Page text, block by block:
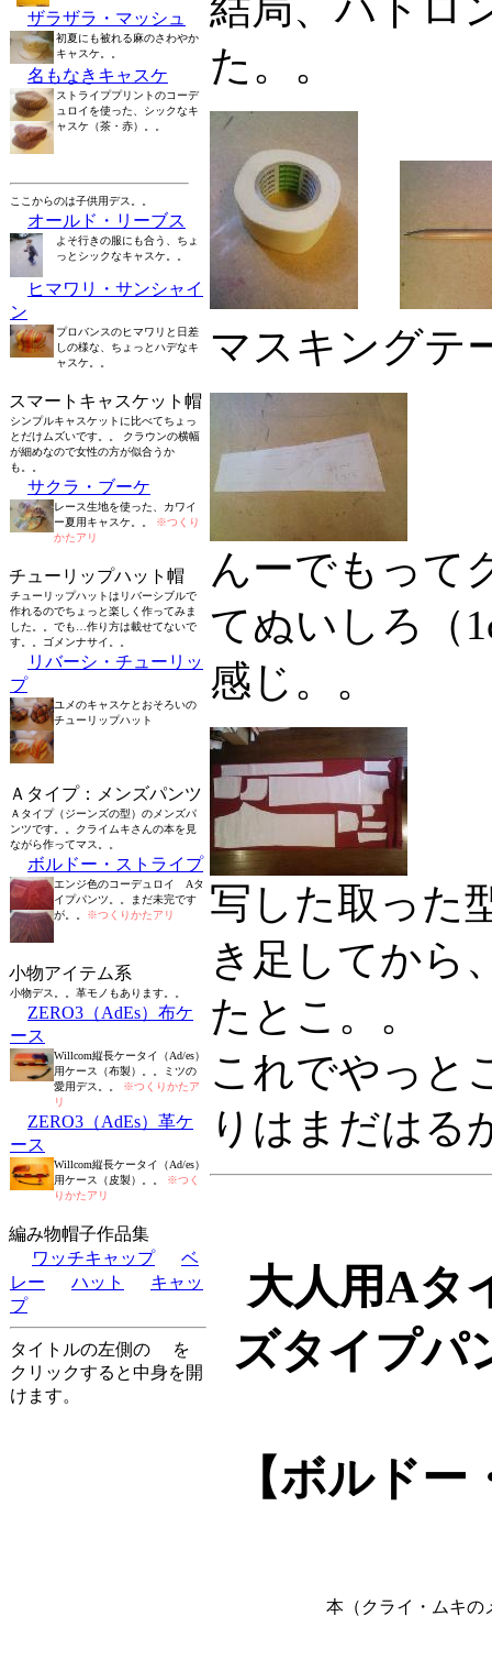
ザラザラ・マッシュ
初夏にも被れる麻のさわやか
キャスケ。。
名もなきキャスケ
ストライププリントのコーデ
ュロイを使った、シックなキ
ャスケ（茶・赤）。。
ここからのは子供用デス。。
オールド・リーブス
よそ行きの服にも合う、ちょ
っとシックなキャスケ。。
ヒマワリ・サンシャイ
ン
プロバンスのヒマワリと日差
しの様な、ちょっとハデなキ
ャスケ。。
スマートキャスケット帽
シンプルキャスケットに比べてちょっ
とだけムズいです。。 クラウンの横幅
が細めなので女性の方が似合うか
も。。
サクラ・ブーケ
レース生地を使った、カワイ
ー夏用キャスケ。。 ※つくり
かたアリ
チューリップハット帽
チューリップハットはリバーシブルで
作れるのでちょっと楽しく作ってみま
した。。でも…作り方は載せてないで
す。。ゴメンナサイ。。
リバーシ・チューリッ
プ
ユメのキャスケとおそろいの
チューリップハット
Ａタイプ：メンズパンツ
Ａタイプ（ジーンズの型）のメンズパ
ンツです。。クライムキさんの本を見
ながら作ってマス。。
ボルドー・ストライプ
エンジ色のコーデュロイ Aタ
イプパンツ。。まだ未完です
が。。 ※つくりかたアリ
小物アイテム系
小物デス。。革モノもあります。。
ZERO3（AdEs）布ケ
ース
Willcom縦長ケータイ（Ad/es）
用ケース（布製）。。ミツの
愛用デス。。 ※つくりかたア
リ
ZERO3（AdEs）革ケ
ース
Willcom縦長ケータイ（Ad/es）
用ケース（皮製）。。 ※つく
りかたアリ
編み物帽子作品集
ワッチキャップ
ベ
レー
ハット
キャッ
プ
タイトルの左側の
を
クリックすると中身を開
けます。
た。。
マスキングテ
んーでもって
てぬいしろ（
感じ。。
写した取った
き足してから
たとこ。。
これでやっ
りはまだは
大人用Aタ
ズタイプパ
【ボルド
本（クライ・ムキの